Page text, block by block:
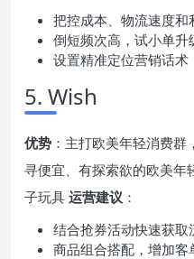
把控成本、物流速度和
倒短频次高，试小单升
设置精准定位营销话术
5. Wish
优势 ：主打欧美年轻消费
寻便宜、有探索欲的欧美年
子玩具 运营建议 ：
结合抢券活动快速获取
商品组合搭配，增加客